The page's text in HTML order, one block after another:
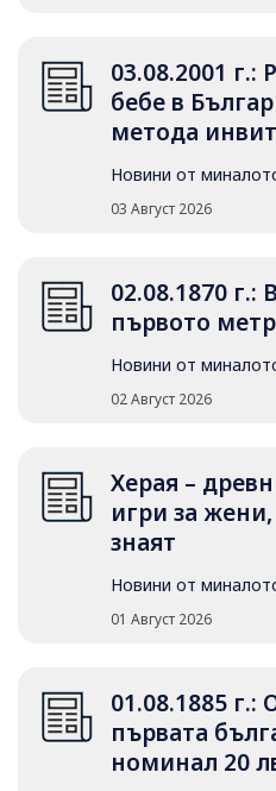
03.08.2001 г.:
бебе в
метода
Новини от
03 Август 2026
02.08.1870
първото
Новини от
02 Август 2026
Херая –
игри за
знаят
Новини от
01 Август 2026
01.08.1885 г.:
първата
номинал 20